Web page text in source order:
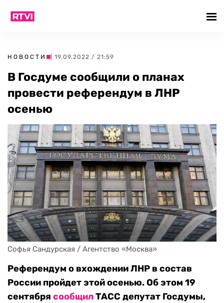
НОВОСТИ | 19.09.2022 / 21:59
В Госдуме сообщили о планах
провести референдум в ЛНР
осенью
Софья Сандурская / Агентство «Москва»
Референдум о вхождении ЛНР в состав
России пройдет этой осенью. Об этом 19
сентября сообщилТАСС депутат Госдумы,